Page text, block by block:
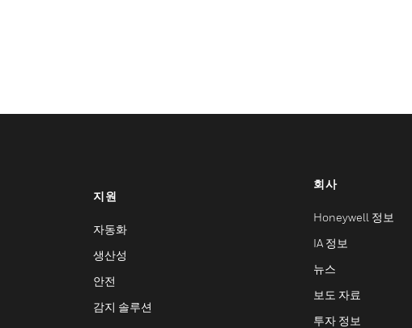
지원
자동화
생산성
안전
감지 솔루션
회사
Honeywell 정보
IA 정보
뉴스
보도 자료
투자 정보